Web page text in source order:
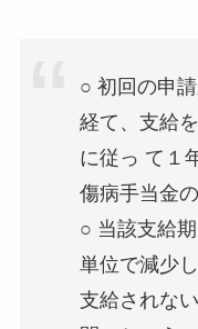
○ 初回の申
経て、支給
に従っ て１
傷病手当金
○ 当該支給
単位で減少
支給されな